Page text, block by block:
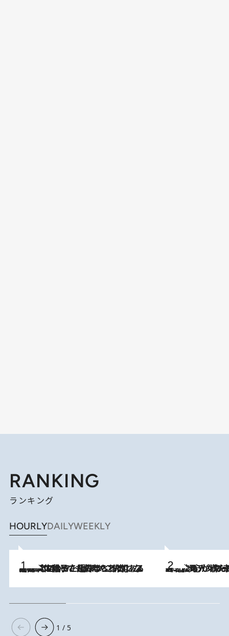
RANKING
ランキング
HOURLYDAILYWEEKLY
2026.8.5
【阿川佐和子さんの年とる力】なぜ70代で始めた趣味は“こんなに楽しい”のか？ ピアノ、俳句…スランプに陥っても続けられる“ある秘訣”とは 2026.8.8
《北欧の人々の幸福度が高いのは…》元デンマーク親善大使が出会った“心が満たされる暮らし”「いいかげんにヒュッゲしなさい！」
1 / 5